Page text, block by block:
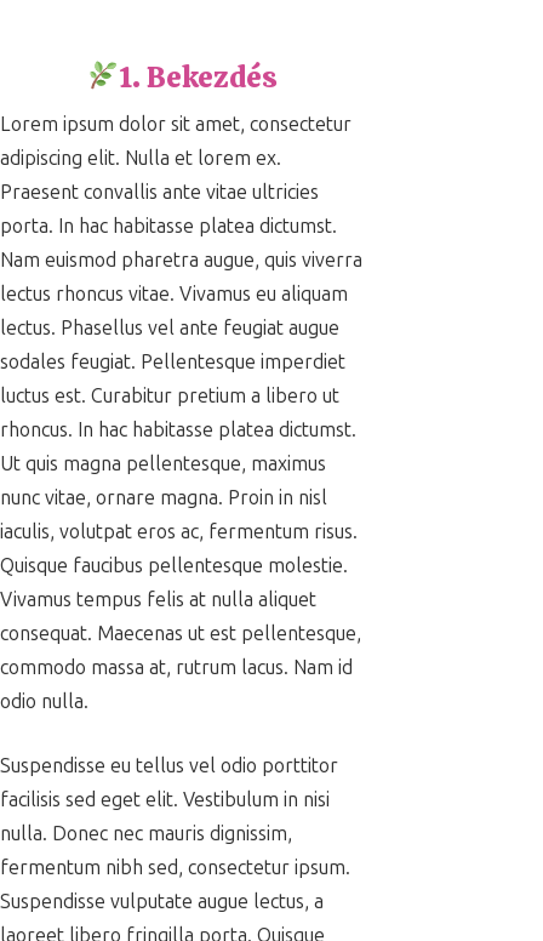
1. Bekezdés
Lorem ipsum dolor sit amet, consectetur
adipiscing elit. Nulla et lorem ex.
Praesent convallis ante vitae ultricies
porta. In hac habitasse platea dictumst.
Nam euismod pharetra augue, quis viverra
lectus rhoncus vitae. Vivamus eu aliquam
lectus. Phasellus vel ante feugiat augue
sodales feugiat. Pellentesque imperdiet
luctus est. Curabitur pretium a libero ut
rhoncus. In hac habitasse platea dictumst.
Ut quis magna pellentesque, maximus
nunc vitae, ornare magna. Proin in nisl
iaculis, volutpat eros ac, fermentum risus.
Quisque faucibus pellentesque molestie.
Vivamus tempus felis at nulla aliquet
consequat. Maecenas ut est pellentesque,
commodo massa at, rutrum lacus. Nam id
odio nulla.
Suspendisse eu tellus vel odio porttitor
facilisis sed eget elit. Vestibulum in nisi
nulla. Donec nec mauris dignissim,
fermentum nibh sed, consectetur ipsum.
Suspendisse vulputate augue lectus, a
laoreet libero fringilla porta. Quisque